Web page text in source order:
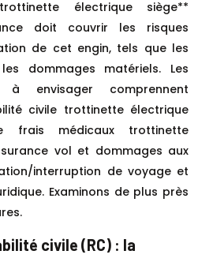
électrique siège**
doit couvrir les risques
de cet engin, tels que les
dommages matériels. Les
à envisager comprennent
civile trottinette électrique
frais médicaux trottinette
vol et dommages aux
interruption de voyage et
Examinons de plus près
civile (RC) : la